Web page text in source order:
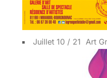
Juillet 10 / 21 Art